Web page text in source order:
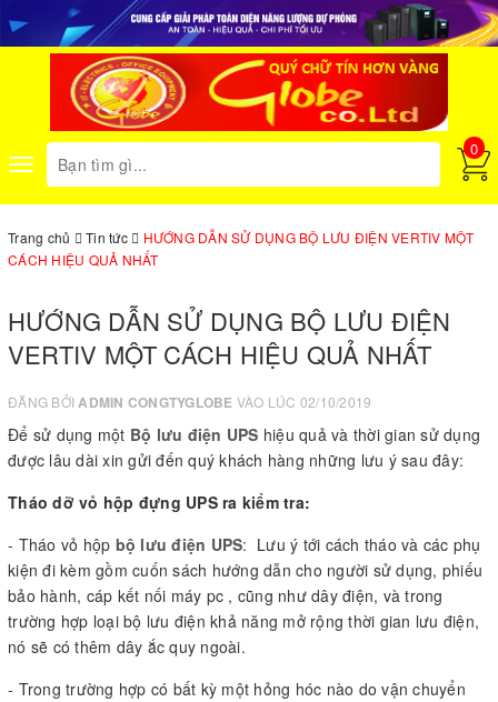
Toggle
navigation
0
Trang chủ Tin tức
HƯỚNG DẪN SỬ DỤNG BỘ LƯU ĐIỆN VERTIV MỘT
CÁCH HIỆU QUẢ NHẤT
HƯỚNG DẪN SỬ DỤNG BỘ LƯU ĐIỆN
VERTIV MỘT CÁCH HIỆU QUẢ NHẤT
ĐĂNG BỞIADMIN CONGTYGLOBE VÀO LÚC 02/10/2019
Để sử dụng một Bộ lưu điện UPS hiệu quả và thời gian sử dụng
được lâu dài xin gửi đến quý khách hàng những lưu ý sau đây:
Tháo dỡ vỏ hộp đựng UPS ra kiểm tra:
- Tháo vỏ hộp bộ lưu điện UPS: Lưu ý tới cách tháo và các phụ
kiện đi kèm gồm cuốn sách hướng dẫn cho người sử dụng, phiếu
bảo hành, cáp kết nối máy pc , cũng như dây điện, và trong
trường hợp loại bộ lưu điện khả năng mở rộng thời gian lưu điện,
nó sẽ có thêm dây ắc quy ngoài.
- Trong trường hợp có bất kỳ một hỏng hóc nào do vận chuyển